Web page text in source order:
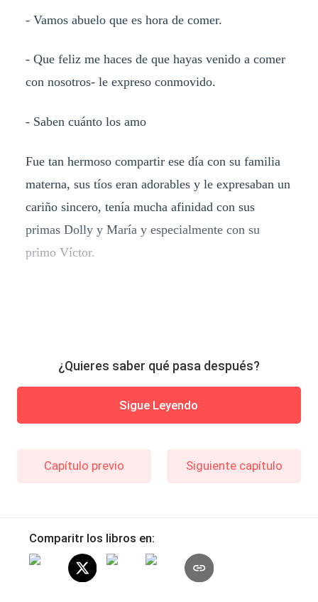
- Vamos abuelo que es hora de comer.
- Que feliz me haces de que hayas venido a comer
con nosotros- le expreso conmovido.
- Saben cuánto los amo
Fue tan hermoso compartir ese día con su familia
materna, sus tíos eran adorables y le expresaban un
cariño sincero, tenía mucha afinidad con sus
primas Dolly y María y especialmente con su
primo Víctor.
¿Quieres saber qué pasa después?
Sigue Leyendo
Capítulo previo Siguiente capítulo
Comparitr los libros en: